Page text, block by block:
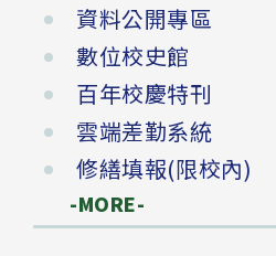
資料公開專區
數位校史館
百年校慶特刊
雲端差勤系統
修繕填報(限校內)
-MORE-